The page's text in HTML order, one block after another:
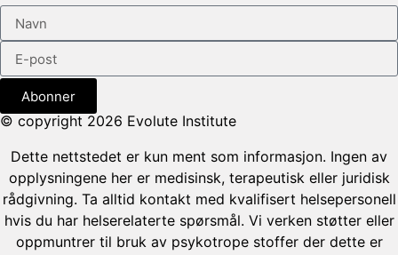
Abonner
© copyright 2026 Evolute Institute
Dette nettstedet er kun ment som informasjon. Ingen av
opplysningene her er medisinsk, terapeutisk eller juridisk
rådgivning. Ta alltid kontakt med kvalifisert helsepersonell
hvis du har helserelaterte spørsmål. Vi verken støtter eller
oppmuntrer til bruk av psykotrope stoffer der dette er